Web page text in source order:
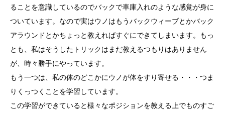
ることを意識しているのでバックで車庫入れのような感覚が身に
ついています。なので実はウノはもうバックウィーブとかバック
アラウンドとかちょっと教えればすぐにできてしまいます。もっ
とも、私はそうしたトリックはまだ教えるつもりはありません
が、時々勝手にやっています。
もう一つは、私の体のどこかにウノが体をすり寄せる・・・つま
りくっつくことを学習しています。
この学習ができていると様々なポジションを教える上でものすご